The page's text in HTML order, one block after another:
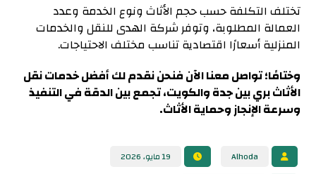
تختلف التكلفة حسب حجم الأثاث ونوع الخدمة وعدد
العمالة المطلوبة، وتوفر شركة الهدى للنقل والخدمات
المنزلية أسعارًا اقتصادية تناسب مختلف الاحتياجات.
وختامًا؛ تواصل معنا الآن فنحن نقدم لك أفضل خدمات نقل
الأثاث بري بين جدة والكويت، تجمع بين الدقة في التنفيذ
وسرعة الإنجاز وحماية الأثاث.
Alhoda
19 مايو، 2026